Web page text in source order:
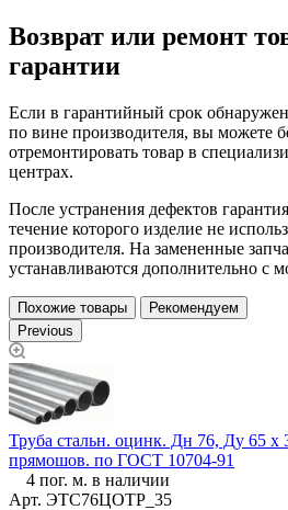
Возврат или ремонт
гарантии
Если в гарантийный срок
по вине производителя, вы можете
отремонтировать товар в
центрах.
После устранения дефектов
течение которого изделие не
производителя. На замененные
устанавливаются дополнительно с
Похожие товары
Рекомендуем
Previous
Труба стальн. оцинк. Дн 76, Ду 65 х
прямошов. по ГОСТ 10704-91
4 пог. м. в наличии
Арт. ЭТС76ЦОТР_35